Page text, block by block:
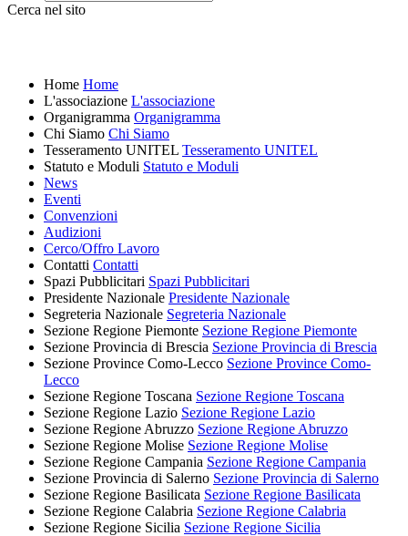
Cerca nel sito
Home Home
L'associazione L'associazione
Organigramma Organigramma
Chi Siamo Chi Siamo
Tesseramento UNITEL Tesseramento UNITEL
Statuto e Moduli Statuto e Moduli
News
Eventi
Convenzioni
Audizioni
Cerco/Offro Lavoro
Contatti Contatti
Spazi Pubblicitari Spazi Pubblicitari
Presidente Nazionale Presidente Nazionale
Segreteria Nazionale Segreteria Nazionale
Sezione Regione Piemonte Sezione Regione Piemonte
Sezione Provincia di Brescia Sezione Provincia di Brescia
Sezione Province Como-Lecco Sezione Province Como-
Lecco
Sezione Regione Toscana Sezione Regione Toscana
Sezione Regione Lazio Sezione Regione Lazio
Sezione Regione Abruzzo Sezione Regione Abruzzo
Sezione Regione Molise Sezione Regione Molise
Sezione Regione Campania Sezione Regione Campania
Sezione Provincia di Salerno Sezione Provincia di Salerno
Sezione Regione Basilicata Sezione Regione Basilicata
Sezione Regione Calabria Sezione Regione Calabria
Sezione Regione Sicilia Sezione Regione Sicilia